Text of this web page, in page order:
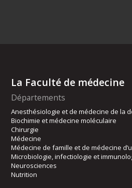
La Faculté de médecine
Départements
Anesthésiologie et de médecine de la
Biochimie et médecine moléculaire
Chirurgie
Médecine
Médecine de famille et de médecine
Microbiologie, infectiologie et
Neurosciences
Nutrition